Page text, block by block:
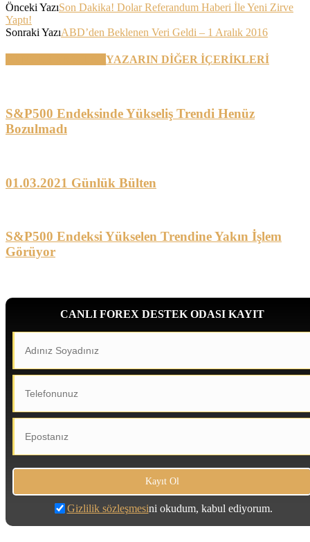
Önceki YazıSon Dakika! Dolar Referandum Haberi İle Yeni Zirve
Yaptı!
Sonraki YazıABD’den Beklenen Veri Geldi – 1 Aralık 2016
YAZARIN DİĞER İÇERİKLERİ
S&P500 Endeksinde Yükseliş Trendi Henüz
Bozulmadı
01.03.2021 Günlük Bülten
S&P500 Endeksi Yükselen Trendine Yakın İşlem
Görüyor
CANLI FOREX DESTEK ODASI KAYIT
Gizlilik sözleşmesini okudum, kabul ediyorum.